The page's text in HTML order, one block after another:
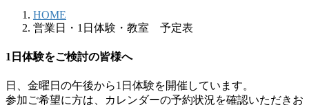
HOME
営業日・1日体験・教室 予定表
1日体験をご検討の皆様へ
日、金曜日の午後から1日体験を開催しています。
参加ご希望に方は、カレンダーの予約状況を確認いただきお